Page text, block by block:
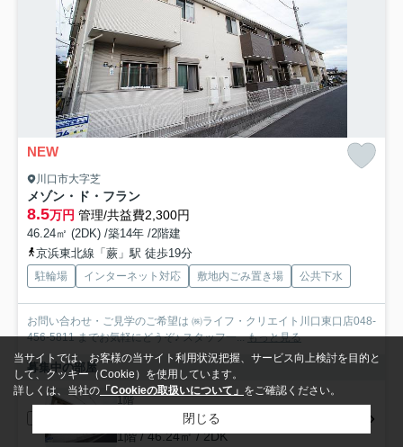
NEW
川口市大字芝
メゾン・ド・フラン
8.5万円 管理/共益費2,300円
46.24㎡ (2DK) /築14年 /2階建
京浜東北線「蕨」駅 徒歩19分
駐輪場 インターネット対応 敷地内ごみ置き場 公共下水
お問い合わせ・ご見学のご希望は ㈱ライフ・クリエイト川口東口店048-
456-5811 までお気軽にどうぞ♪ スタッフ一...もっと見る
募集中の部屋
1階
1階 / 46.24㎡ / 2DK
当サイトでは、お客様の当サイト利用状況把握、サービス向上検討を目的と
して、クッキー（Cookie）を使用しています。
詳しくは、当社の 「Cookieの取扱いについて」 をご確認ください。
閉じる